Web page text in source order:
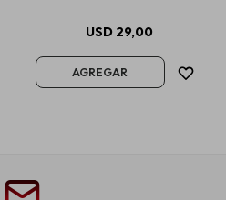
USD 29,00